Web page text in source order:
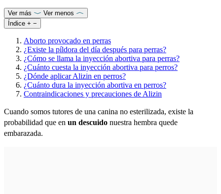
Ver más
Ver menos
Índice + −
Aborto provocado en perras
¿Existe la píldora del día después para perras?
¿Cómo se llama la inyección abortiva para perras?
¿Cuánto cuesta la inyección abortiva para perros?
¿Dónde aplicar Alizin en perros?
¿Cuánto dura la inyección abortiva en perros?
Contraindicaciones y precauciones de Alizin
Cuando somos tutores de una canina no esterilizada, existe la
probabilidad que en un descuido nuestra hembra quede
embarazada.